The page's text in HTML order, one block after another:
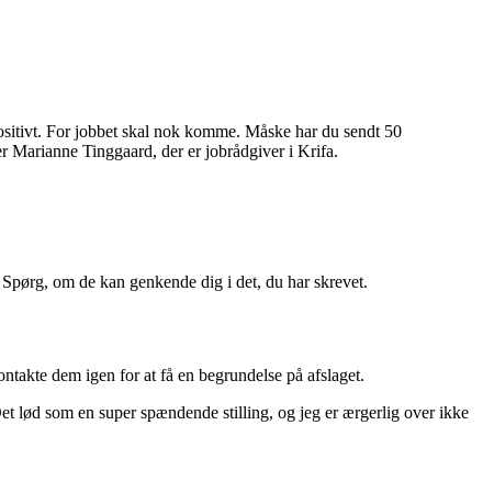
For jobbet skal nok komme. Måske har du sendt 50
Marianne Tinggaard, der er jobrådgiver i Krifa.
om de kan genkende dig i det, du har skrevet.
dem igen for at få en begrundelse på afslaget.
lød som en super spændende stilling, og jeg er ærgerlig over ikke